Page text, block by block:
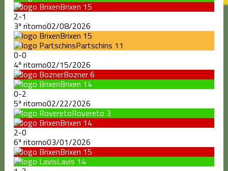
Brixen 15
2-1
3ª ritorno02/08/2026
Brixen 15
Partschins 11
0-0
4ª ritorno02/15/2026
Bozner6
Brixen 14
0-2
5ª ritorno02/22/2026
Rovereto 3
Brixen 14
2-0
6ª ritorno03/01/2026
Brixen 15
Lavis 14